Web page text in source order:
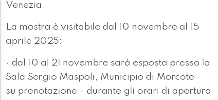
Venezia
La mostra è visitabile dal 10 novembre al 15
aprile 2025:
· dal 10 al 21 novembre sarà esposta presso la
Sala Sergio Maspoli, Municipio di Morcote -
su prenotazione - durante gli orari di apertura